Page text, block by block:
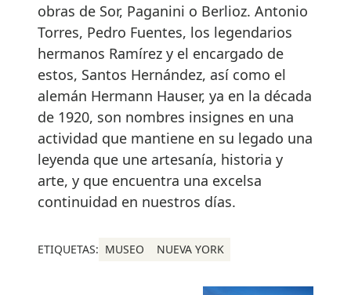
obras de Sor, Paganini o Berlioz. Antonio
Torres, Pedro Fuentes, los legendarios
hermanos Ramírez y el encargado de
estos, Santos Hernández, así como el
alemán Hermann Hauser, ya en la década
de 1920, son nombres insignes en una
actividad que mantiene en su legado una
leyenda que une artesanía, historia y
arte, y que encuentra una excelsa
continuidad en nuestros días.
ETIQUETAS: MUSEO NUEVA YORK